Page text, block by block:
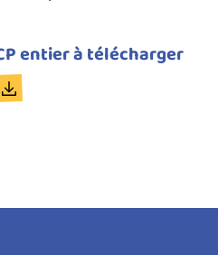
entier à télécharger